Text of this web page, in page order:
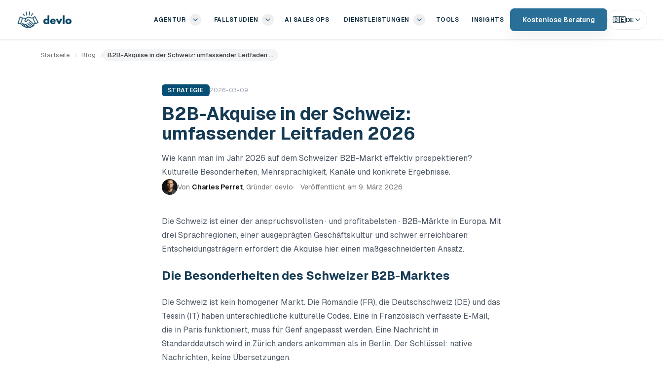
AGENTUR FALLSTUDIEN AI SALES OPS DIENSTLEISTUNGEN TOOLS INSIGHTS Kostenlose Beratung 🇩🇪DE
Startseite › Blog › B2B-Akquise in der Schweiz: umfassender Leitfaden …
STRATÉGIE 2026-03-09
B2B-Akquise in der Schweiz:
umfassender Leitfaden 2026
Wie kann man im Jahr 2026 auf dem Schweizer B2B-Markt effektiv prospektieren?
Kulturelle Besonderheiten, Mehrsprachigkeit, Kanäle und konkrete Ergebnisse.
Von Charles Perret, Gründer, devlo Veröffentlicht am 9. März 2026
Die Schweiz ist einer der anspruchsvollsten · und profitabelsten · B2B-Märkte in Europa. Mit
drei Sprachregionen, einer ausgeprägten Geschäftskultur und schwer erreichbaren
Entscheidungsträgern erfordert die Akquise hier einen maßgeschneiderten Ansatz.
Die Besonderheiten des Schweizer B2B-Marktes
Die Schweiz ist kein homogener Markt. Die Romandie (FR), die Deutschschweiz (DE) und das
Tessin (IT) haben unterschiedliche kulturelle Codes. Eine in Französisch verfasste E-Mail,
die in Paris funktioniert, muss für Genf angepasst werden. Eine Nachricht in
Standarddeutsch wird in Zürich anders ankommen als in Berlin. Der Schlüssel: native
Nachrichten, keine Übersetzungen.